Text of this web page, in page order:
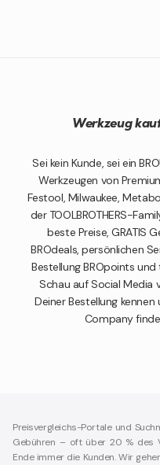
Werkzeug
Sei kein Kunde, sei ein
Werkzeugen von
Festool, Milwaukee,
der TOOLBROTHERS-
beste Preise, GRATIS
BROdeals, persönlichen
Bestellung BROpoints
Schau auf Social Media
Deiner Bestellung
Company
Preisvergleichs-Portale und
Gebühren – oft über 20 % des
Ende immer die Kunden. Wir